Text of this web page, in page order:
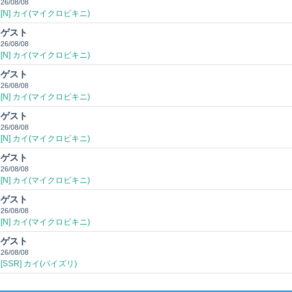
26/08/08
[N] カイ(マイクロビキニ)
ゲスト
26/08/08
[N] カイ(マイクロビキニ)
ゲスト
26/08/08
[N] カイ(マイクロビキニ)
ゲスト
26/08/08
[N] カイ(マイクロビキニ)
ゲスト
26/08/08
[N] カイ(マイクロビキニ)
ゲスト
26/08/08
[N] カイ(マイクロビキニ)
ゲスト
26/08/08
[SSR] カイ(パイズリ)